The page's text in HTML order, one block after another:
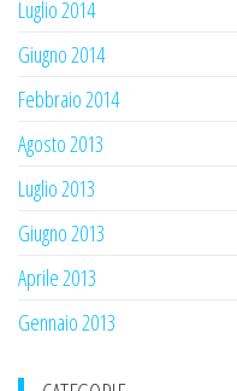
Luglio 2014
Giugno 2014
Febbraio 2014
Agosto 2013
Luglio 2013
Giugno 2013
Aprile 2013
Gennaio 2013